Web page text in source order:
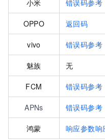
小米 错误码参考
OPPO 返回码
vivo 错误码参考
魅族 无
FCM 错误码参考
APNs 错误码参考
鸿蒙 响应参数响